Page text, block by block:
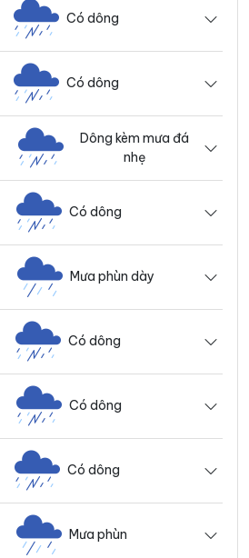
Có dông
Có dông
Dông kèm mưa đá
nhẹ
Có dông
Mưa phùn dày
Có dông
Có dông
Có dông
Mưa phùn